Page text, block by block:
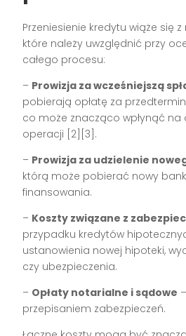
Przeniesienie kredytu wiąże się
które należy uwzględnić przy
całego procesu:
– Prowizja za wcześniejszą
pobierają opłatę za
co może znacząco wpłynąć na
operacji [2][3].
– Prowizja za udzielenie
którą może pobierać nowy
finansowania.
– Koszty związane z
przypadku kredytów
ustanowienia nowej hipoteki,
czy ubezpieczenia.
– Opłaty notarialne i sądowe
przepisaniem zabezpieczeń.